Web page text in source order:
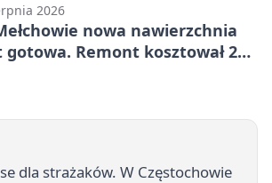
2026
nowa nawierzchnia
gotowa. Remont kosztował 222
dla strażaków. W Częstochowie